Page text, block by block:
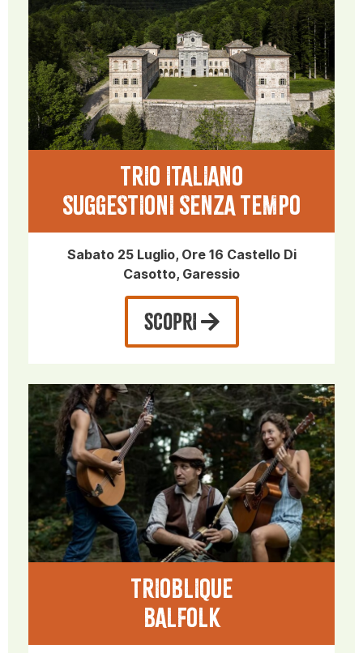
TRIO ITALIANO
SUGGESTIONI SENZA TEMPO
Sabato 25 Luglio, Ore 16 Castello Di
Casotto, Garessio
SCOPRI
TRIOBLIQUE
BALFOLK